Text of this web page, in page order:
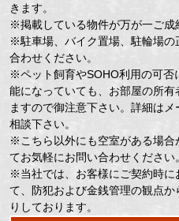
きます。
※掲載している物件が万が一ご成
※駐車場、バイク置場、駐輪場
合わせください。
※ペット飼育やSOHO利用の可否
能になっていても、お部屋の所
ますので御注意下さい。詳細は
相談下さい。
※こちら以外にも空室がある場合
てお気軽にお問い合わせください。
※当社では、お客様にご契約時に
て、防犯および金銭管理の観点
りしております。